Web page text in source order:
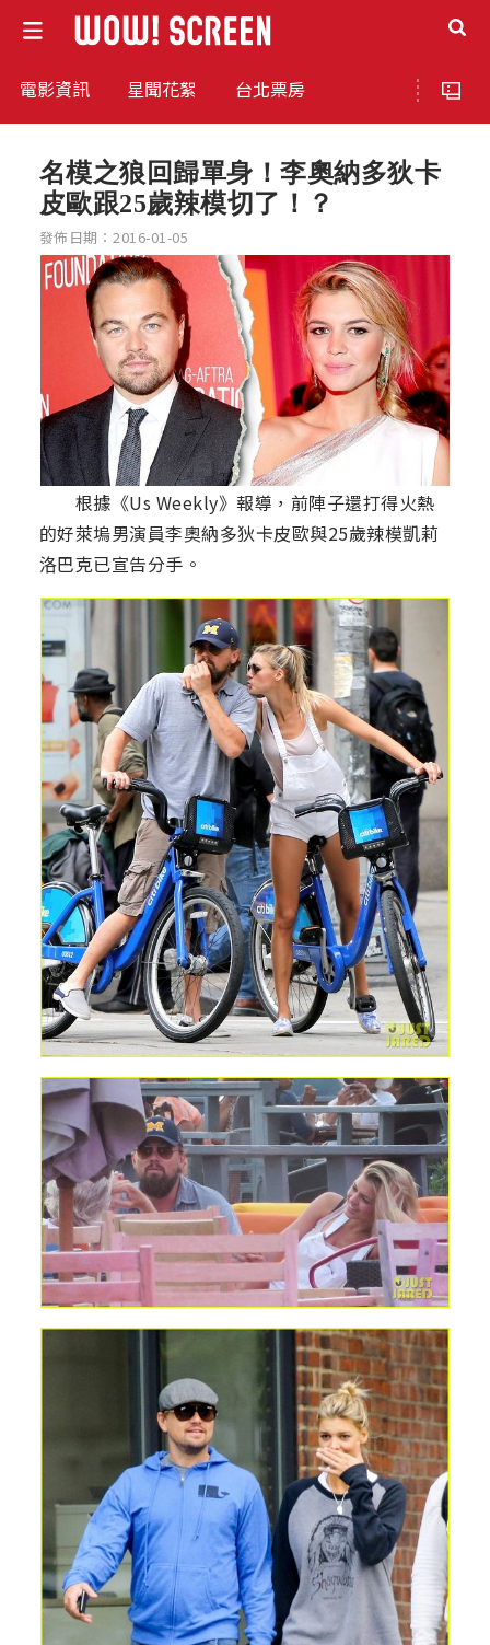
電影資訊 星聞花絮 台北票房
名模之狼回歸單身！李奧納多狄卡
皮歐跟25歲辣模切了！？
發佈日期：2016-01-05
根據《Us Weekly》報導，前陣子還打得火熱
的好萊塢男演員李奧納多狄卡皮歐與25歲辣模凱莉
洛巴克已宣告分手。